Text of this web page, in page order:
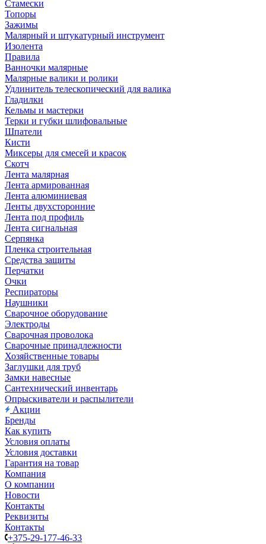
Стамески
Топоры
Зажимы
Малярный и штукатурный инструмент
Изолента
Правила
Ванночки малярные
Малярные валики и ролики
Удлинитель телескопический для валика
Гладилки
Кельмы и мастерки
Терки и губки шлифовальные
Шпатели
Кисти
Миксеры для смесей и красок
Скотч
Лента малярная
Лента армированная
Лента алюминиевая
Ленты двухсторонние
Лента под профиль
Лента сигнальная
Серпянка
Пленка строительная
Средства защиты
Перчатки
Очки
Респираторы
Наушники
Сварочное оборудование
Электроды
Сварочная проволока
Сварочные принадлежности
Хозяйственные товары
Заглушки для труб
Замки навесные
Сантехнический инвентарь
Опрыскиватели и распылители
Акции
Бренды
Как купить
Условия оплаты
Условия доставки
Гарантия на товар
Компания
О компании
Новости
Контакты
Реквизиты
Контакты
+375-29-177-46-33